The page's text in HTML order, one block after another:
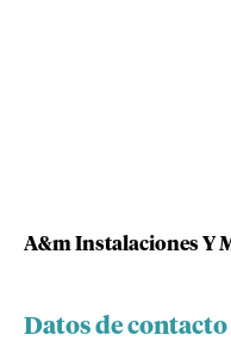
A&m Instalaciones Y
Datos de